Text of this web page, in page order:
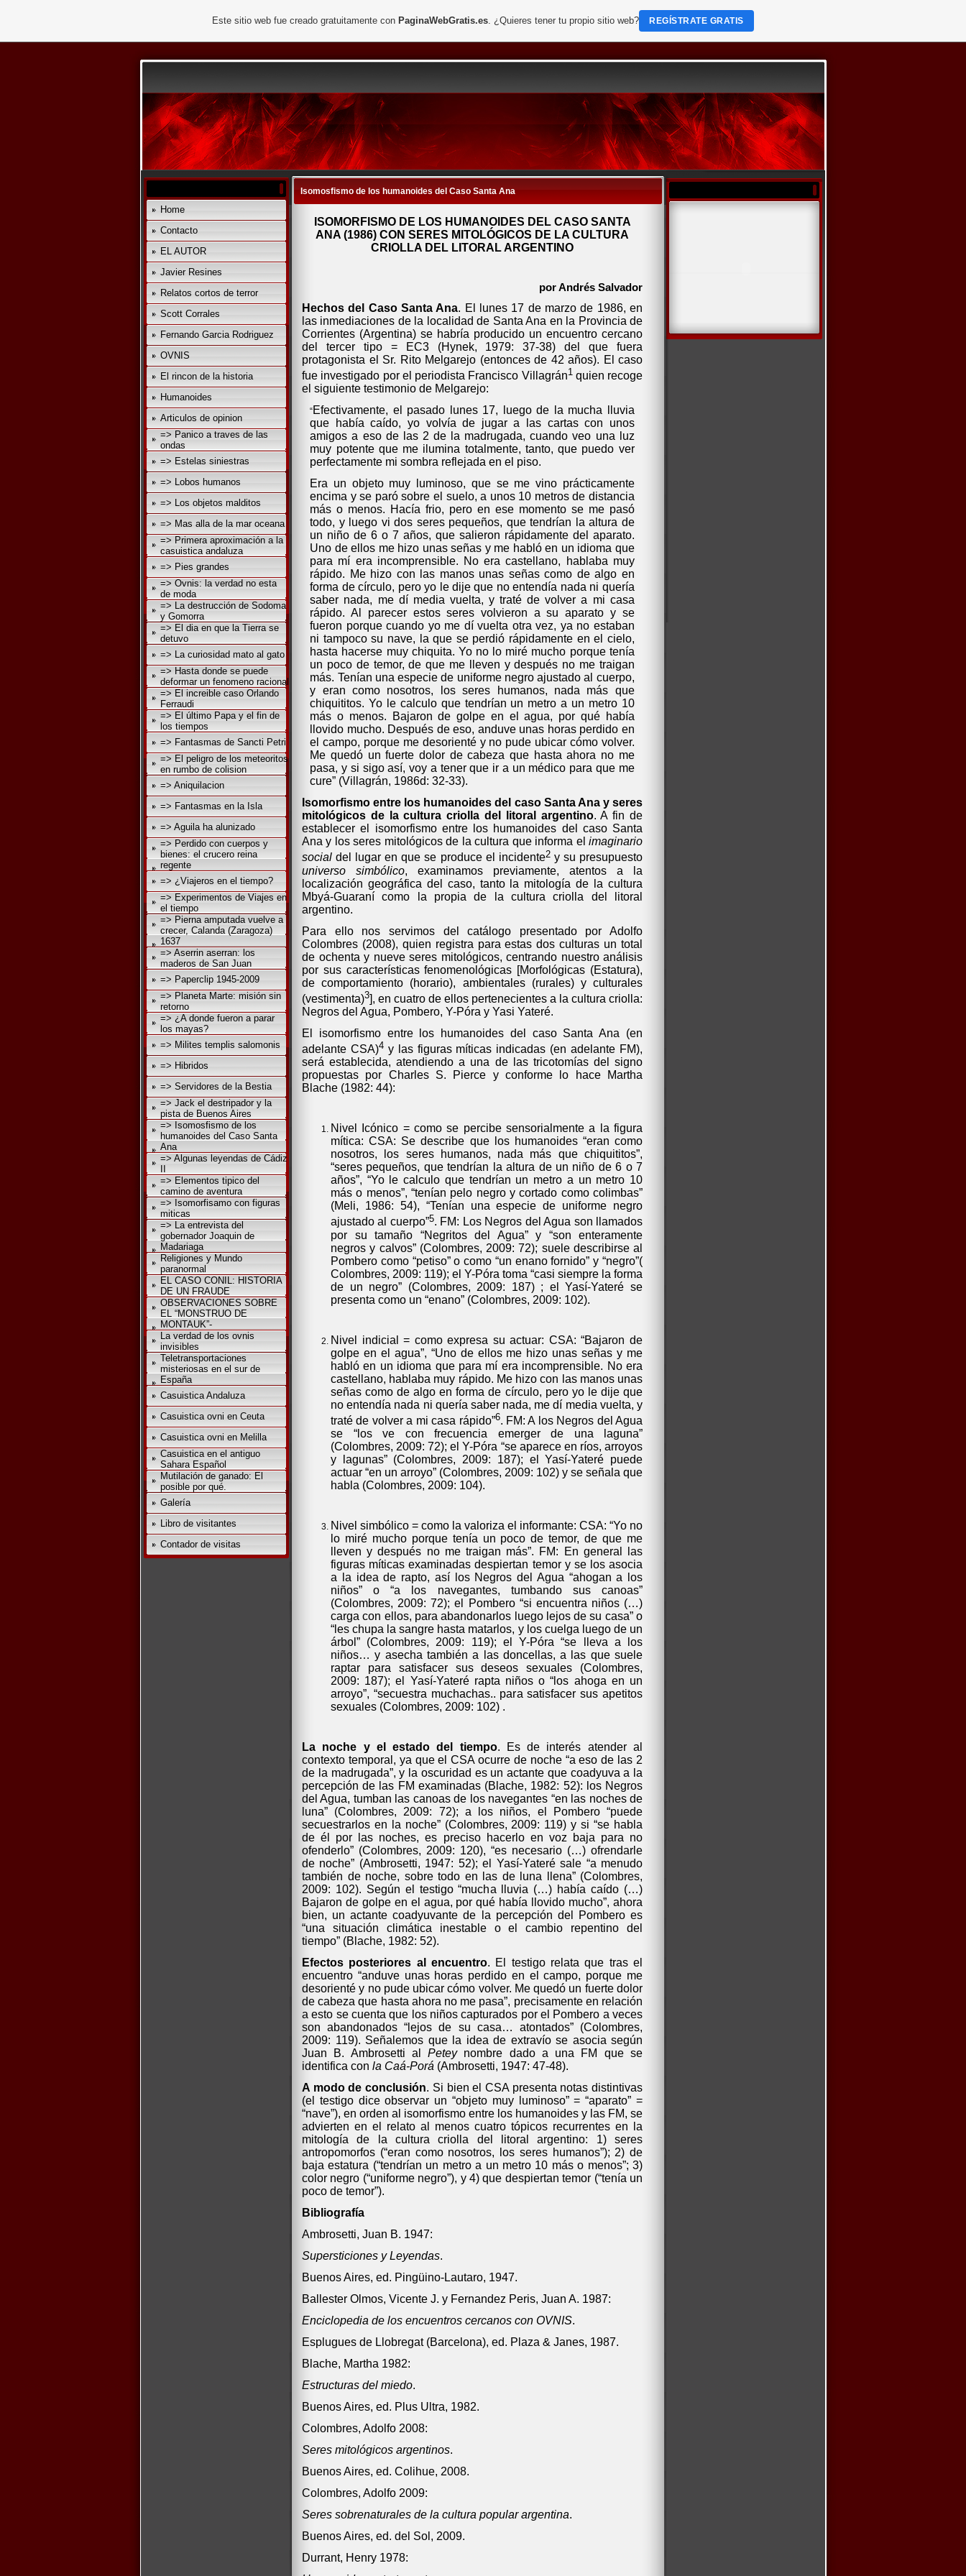
Home
Contacto
EL AUTOR
Javier Resines
Relatos cortos de terror
Scott Corrales
Fernando Garcia Rodriguez
OVNIS
El rincon de la historia
Humanoides
Articulos de opinion
=> Panico a traves de las
ondas
=> Estelas siniestras
=> Lobos humanos
=> Los objetos malditos
=> Mas alla de la mar oceana
=> Primera aproximación a la
casuistica andaluza
=> Pies grandes
=> Ovnis: la verdad no esta
de moda
=> La destrucción de Sodoma
y Gomorra
=> El dia en que la Tierra se
detuvo
=> La curiosidad mato al gato
=> Hasta donde se puede
deformar un fenomeno racional
=> El increible caso Orlando
Ferraudi
=> El último Papa y el fin de
los tiempos
=> Fantasmas de Sancti Petri
=> El peligro de los meteoritos
en rumbo de colision
=> Aniquilacion
=> Fantasmas en la Isla
=> Aguila ha alunizado
=> Perdido con cuerpos y
bienes: el crucero reina
regente
=> ¿Viajeros en el tiempo?
=> Experimentos de Viajes en
el tiempo
=> Pierna amputada vuelve a
crecer, Calanda (Zaragoza)
1637
=> Aserrin aserran: los
maderos de San Juan
=> Paperclip 1945-2009
=> Planeta Marte: misión sin
retorno
=> ¿A donde fueron a parar
los mayas?
=> Milites templis salomonis
=> Hibridos
=> Servidores de la Bestia
=> Jack el destripador y la
pista de Buenos Aires
=> Isomosfismo de los
humanoides del Caso Santa
Ana
=> Algunas leyendas de Cádiz
=> Elementos tipico del
camino de aventura
=> Isomorfisamo con figuras
miticas
=> La entrevista del
gobernador Joaquin de
Madariaga
Religiones y Mundo
paranormal
EL CASO CONIL: HISTORIA
DE UN FRAUDE
OBSERVACIONES SOBRE
EL “MONSTRUO DE
MONTAUK”-
La verdad de los ovnis
invisibles
Teletransportaciones
misteriosas en el sur de
España
Casuistica Andaluza
Casuistica ovni en Ceuta
Casuistica ovni en Melilla
Casuistica en el antiguo
Sahara Español
Mutilación de ganado: El
posible por qué.
Galería
Libro de visitantes
Contador de visitas
Isomosfismo de los humanoides del Caso Santa Ana
ISOMORFISMO DE LOS HUMANOIDES DEL CASO SANTA
ANA (1986) CON SERES MITOLÓGICOS DE LA CULTURA
CRIOLLA DEL LITORAL ARGENTINO
por Andrés Salvador
Hechos del Caso Santa Ana. El lunes 17 de marzo de 1986, en
las inmediaciones de la localidad de Santa Ana en la Provincia de
Corrientes (Argentina) se habría producido un encuentro cercano
del tercer tipo = EC3 (Hynek, 1979: 37-38) del que fuera
protagonista el Sr. Rito Melgarejo (entonces de 42 años). El caso
fue investigado por el periodista Francisco Villagrán1quien recoge
el siguiente testimonio de Melgarejo:
“Efectivamente, el pasado lunes 17, luego de la mucha lluvia
que había caído, yo volvía de jugar a las cartas con unos
amigos a eso de las 2 de la madrugada, cuando veo una luz
muy potente que me ilumina totalmente, tanto, que puedo ver
perfectamente mi sombra reflejada en el piso.
Era un objeto muy luminoso, que se me vino prácticamente
encima y se paró sobre el suelo, a unos 10 metros de distancia
más o menos. Hacía frio, pero en ese momento se me pasó
todo, y luego vi dos seres pequeños, que tendrían la altura de
un niño de 6 o 7 años, que salieron rápidamente del aparato.
Uno de ellos me hizo unas señas y me habló en un idioma que
para mí era incomprensible. No era castellano, hablaba muy
rápido. Me hizo con las manos unas señas como de algo en
forma de círculo, pero yo le dije que no entendía nada ni quería
saber nada, me dí media vuelta, y traté de volver a mi casa
rápido. Al parecer estos seres volvieron a su aparato y se
fueron porque cuando yo me dí vuelta otra vez, ya no estaban
ni tampoco su nave, la que se perdió rápidamente en el cielo,
hasta hacerse muy chiquita. Yo no lo miré mucho porque tenía
un poco de temor, de que me lleven y después no me traigan
más. Tenían una especie de uniforme negro ajustado al cuerpo,
y eran como nosotros, los seres humanos, nada más que
chiquititos. Yo le calculo que tendrían un metro a un metro 10
más o menos. Bajaron de golpe en el agua, por qué había
llovido mucho. Después de eso, anduve unas horas perdido en
el campo, porque me desorienté y no pude ubicar cómo volver.
Me quedó un fuerte dolor de cabeza que hasta ahora no me
pasa, y si sigo así, voy a tener que ir a un médico para que me
cure” (Villagrán, 1986d: 32-33).
Isomorfismo entre los humanoides del caso Santa Ana y seres
mitológicos de la cultura criolla del litoral argentino. A fin de
establecer el isomorfismo entre los humanoides del caso Santa
Ana y los seres mitológicos de la cultura que informa el imaginario
social del lugar en que se produce el incidente2y su presupuesto
universo simbólico, examinamos previamente, atentos a la
localización geográfica del caso, tanto la mitología de la cultura
Mbyá-Guaraní
como la propia de la cultura criolla del litoral
argentino.
Para ello nos servimos del catálogo presentado por Adolfo
Colombres (2008), quien registra para estas dos culturas un total
de ochenta y nueve seres mitológicos, centrando nuestro análisis
por sus características fenomenológicas [Morfológicas (Estatura),
de comportamiento (horario), ambientales (rurales) y culturales
(vestimenta)3], en cuatro de ellos pertenecientes a la cultura criolla:
Negros del Agua, Pombero, Y-Póra y Yasi Yateré.
El isomorfismo entre los humanoides del caso Santa Ana (en
adelante CSA)4y las figuras míticas indicadas (en adelante FM),
será establecida, atendiendo a una de las tricotomías del signo
propuestas por Charles S. Pierce y conforme lo hace Martha
Blache (1982: 44):
Nivel Icónico = como se percibe sensorialmente a la figura
mítica: CSA: Se describe que los humanoides “eran como
nosotros, los seres humanos, nada más que chiquititos”,
“seres pequeños, que tendrían la altura de un niño de 6 o 7
años”, “Yo le calculo que tendrían un metro a un metro 10
más o menos”, “tenían pelo negro y cortado como colimbas”
(Meli, 1986: 54), “Tenían una especie de uniforme negro
ajustado al cuerpo”5. FM: Los Negros del Agua son llamados
por su tamaño “Negritos del Agua” y “son enteramente
negros y calvos” (Colombres, 2009: 72); suele describirse al
Pombero como “petiso” o como “un enano fornido” y “negro”(
Colombres, 2009: 119); el Y-Póra toma “casi siempre la forma
de un negro” (Colombres, 2009: 187) ; el Yasí-Yateré se
presenta como un “enano” (Colombres, 2009: 102).
Nivel indicial = como expresa su actuar: CSA: “Bajaron de
golpe en el agua”, “Uno de ellos me hizo unas señas y me
habló en un idioma que para mí era incomprensible. No era
castellano, hablaba muy rápido. Me hizo con las manos unas
señas como de algo en forma de círculo, pero yo le dije que
no entendía nada ni quería saber nada, me dí media vuelta, y
traté de volver a mi casa rápido”6. FM: A los Negros del Agua
se “los ve con frecuencia emerger de una laguna”
(Colombres, 2009: 72); el Y-Póra “se aparece en ríos, arroyos
y lagunas” (Colombres, 2009: 187); el Yasí-Yateré puede
actuar “en un arroyo” (Colombres, 2009: 102) y se señala que
habla (Colombres, 2009: 104).
Nivel simbólico = como la valoriza el informante: CSA: “Yo no
lo miré mucho porque tenía un poco de temor, de que me
lleven y después no me traigan más”. FM: En general las
figuras míticas examinadas despiertan temor y se los asocia
a la idea de rapto, así los Negros del Agua “ahogan a los
niños” o “a los navegantes, tumbando sus canoas”
(Colombres, 2009: 72); el Pombero “si encuentra niños (…)
carga con ellos, para abandonarlos luego lejos de su casa” o
“les chupa la sangre hasta matarlos, y los cuelga luego de un
árbol” (Colombres, 2009: 119); el Y-Póra “se lleva a los
niños… y asecha también a las doncellas, a las que suele
raptar para satisfacer sus deseos sexuales (Colombres,
2009: 187); el Yasí-Yateré rapta niños o “los ahoga en un
arroyo”, “secuestra muchachas.. para satisfacer sus apetitos
sexuales (Colombres, 2009: 102) .
La noche y el estado del tiempo. Es de interés atender al
contexto temporal, ya que el CSA ocurre de noche “a eso de las 2
de la madrugada”, y la oscuridad es un actante que coadyuva a la
percepción de las FM examinadas (Blache, 1982: 52): los Negros
del Agua, tumban las canoas de los navegantes “en las noches de
luna” (Colombres, 2009: 72); a los niños, el Pombero “puede
secuestrarlos en la noche” (Colombres, 2009: 119) y si “se habla
de él por las noches, es preciso hacerlo en voz baja para no
ofenderlo” (Colombres, 2009: 120), “es necesario (…) ofrendarle
de noche” (Ambrosetti, 1947: 52); el Yasí-Yateré sale “a menudo
también de noche, sobre todo en las de luna llena” (Colombres,
2009: 102). Según el testigo “mucha lluvia (…) había caído (…)
Bajaron de golpe en el agua, por qué había llovido mucho”, ahora
bien, un actante coadyuvante de la percepción del Pombero es
“una situación climática inestable o el cambio repentino del
tiempo” (Blache, 1982: 52).
Efectos posteriores al encuentro. El testigo relata que tras el
encuentro “anduve unas horas perdido en el campo, porque me
desorienté y no pude ubicar cómo volver. Me quedó un fuerte dolor
de cabeza que hasta ahora no me pasa”, precisamente en relación
a esto se cuenta que los niños capturados por el Pombero a veces
son abandonados “lejos de su casa… atontados” (Colombres,
2009: 119). Señalemos que la idea de extravío se asocia según
Juan B. Ambrosetti alPeteynombre dado a una FM que se
identifica con la Caá-Porá (Ambrosetti, 1947: 47-48).
A modo de conclusión. Si bien el CSA presenta notas distintivas
(el testigo dice observar un “objeto muy luminoso” = “aparato” =
“nave”), en orden al isomorfismo entre los humanoides y las FM, se
advierten en el relato al menos cuatro tópicos recurrentes en la
mitología de la cultura criolla del litoral argentino: 1) seres
antropomorfos (“eran como nosotros, los seres humanos”); 2) de
baja estatura (“tendrían un metro a un metro 10 más o menos”; 3)
color negro (“uniforme negro”), y 4) que despiertan temor (“tenía un
poco de temor”).
Bibliografía
Ambrosetti, Juan B. 1947:
Supersticiones y Leyendas.
Buenos Aires, ed. Pingüino-Lautaro, 1947.
Ballester Olmos, Vicente J. y Fernandez Peris, Juan A. 1987:
Enciclopedia de los encuentros cercanos con OVNIS.
Esplugues de Llobregat (Barcelona), ed. Plaza & Janes, 1987.
Blache, Martha 1982:
Estructuras del miedo.
Buenos Aires, ed. Plus Ultra, 1982.
Colombres, Adolfo 2008:
Seres mitológicos argentinos.
Buenos Aires, ed. Colihue, 2008.
Colombres, Adolfo 2009:
Seres sobrenaturales de la cultura popular argentina.
Buenos Aires, ed. del Sol, 2009.
Durrant, Henry 1978:
Este sitio web fue creado gratuitamente con PaginaWebGratis.es. ¿Quieres tener tu propio sitio web? REGÍSTRATE GRATIS